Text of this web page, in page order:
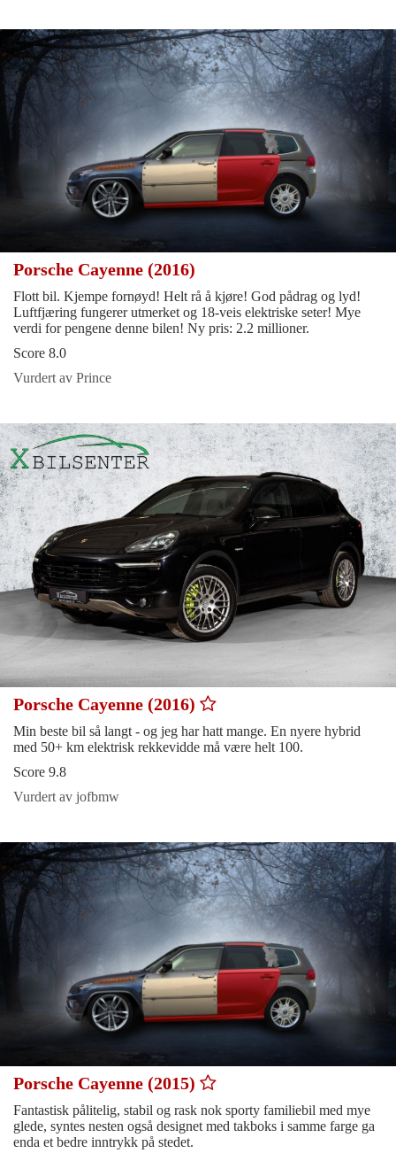
Porsche Cayenne (2016)
Flott bil. Kjempe fornøyd! Helt rå å kjøre! God pådrag og lyd!
Luftfjæring fungerer utmerket og 18-veis elektriske seter! Mye
verdi for pengene denne bilen! Ny pris: 2.2 millioner.
Score 8.0
Vurdert av Prince
Porsche Cayenne (2016)
Min beste bil så langt - og jeg har hatt mange. En nyere hybrid
med 50+ km elektrisk rekkevidde må være helt 100.
Score 9.8
Vurdert av jofbmw
Porsche Cayenne (2015)
Fantastisk pålitelig, stabil og rask nok sporty familiebil med mye
glede, syntes nesten også designet med takboks i samme farge ga
enda et bedre inntrykk på stedet.